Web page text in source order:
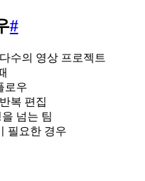
#
수의 영상 프로젝트
로우
복 편집
넘는 팀
필요한 경우